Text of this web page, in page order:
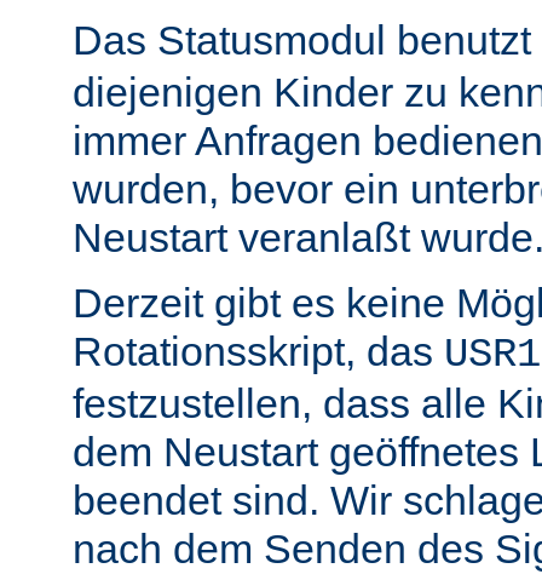
Das Statusmodul
diejenigen Kinder zu
immer Anfragen
wurden, bevor ein
Neustart veranlaßt
Derzeit gibt es keine
Rotationsskript, das USR1
festzustellen, dass alle
dem Neustart geöffnetes
beendet sind. Wir
nach dem Senden des